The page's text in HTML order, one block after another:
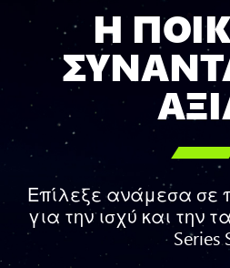
Η
Επίλεξε ανάμεσα σε
για την ισχύ και την
Series